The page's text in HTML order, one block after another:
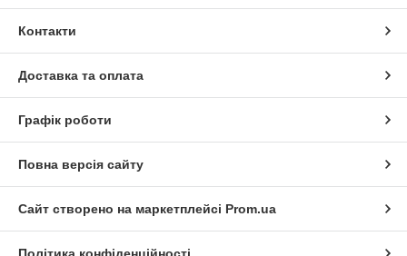
Контакти
Доставка та оплата
Графік роботи
Повна версія сайту
Сайт створено на маркетплейсі Prom.ua